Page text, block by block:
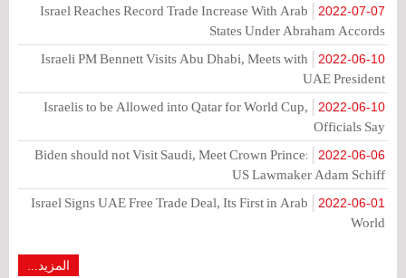
2022-07-07
Israel Reaches Record Trade Increase With Arab
States Under Abraham Accords
2022-06-10
Israeli PM Bennett Visits Abu Dhabi, Meets with
UAE President
2022-06-10
Israelis to be Allowed into Qatar for World Cup,
Officials Say
2022-06-06
Biden should not Visit Saudi, Meet Crown Prince:
US Lawmaker Adam Schiff
2022-06-01
Israel Signs UAE Free Trade Deal, Its First in Arab
World
المزيد...